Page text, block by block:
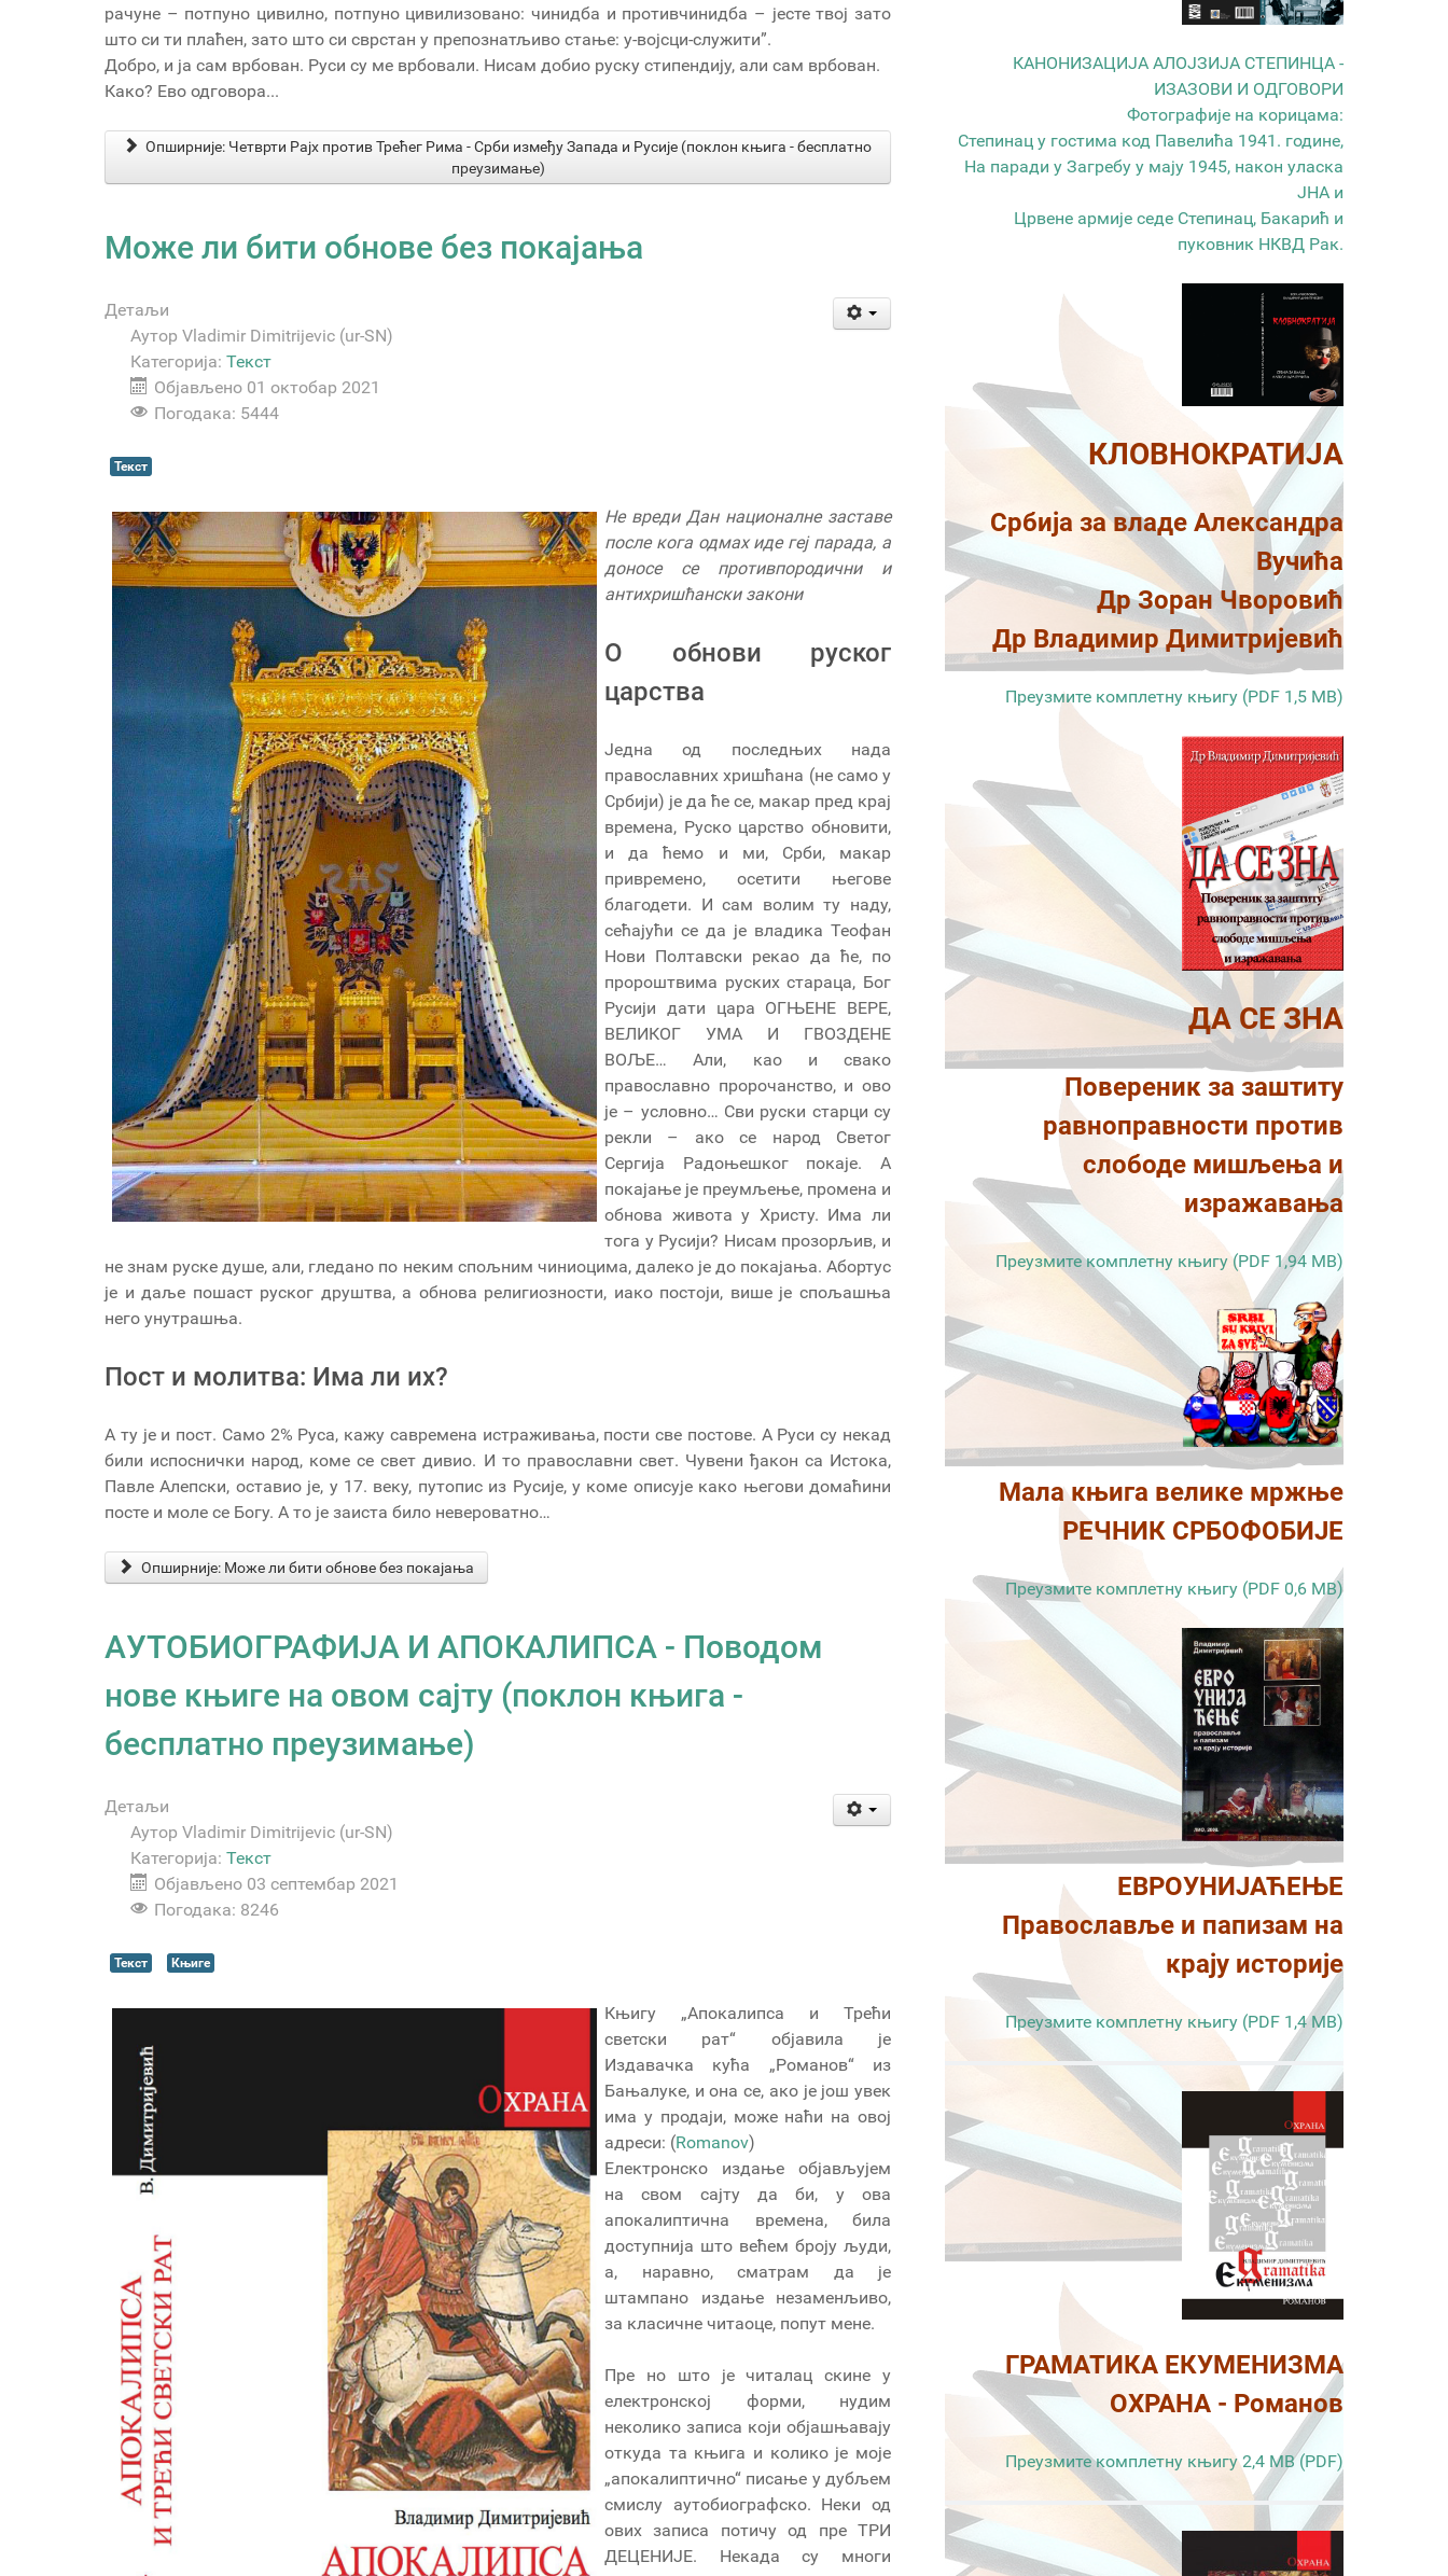
рачуне – потпуно цивилно, потпуно цивилизовано: чинидба и противчинидба – јесте твој зато
што си ти плаћен, зато што си сврстан у препознатљиво стање: у-војсци-служити”.
Добро, и ја сам врбован. Руси су ме врбовали. Нисам добио руску стипендију, али сам врбован.
Како? Ево одговора...
Опширније: Четврти Рајх против Трећег Рима - Срби између Запада и Русије (поклон књига - бесплатно
преузимање)
Може ли бити обнове без покајања
Детаљи
Аутор Vladimir Dimitrijevic (ur-SN)
Категорија: Текст
Објављено 01 октобар 2021
Погодака: 5444
Текст
Не вреди Дан националне заставе
после кога одмах иде геј парада, а
доносе се противпородични и
антихришћански закони
O обнови руског
царства
Једна од последњих нада
православних хришћана (не само у
Србији) је да ће се, макар пред крај
времена, Руско царство обновити,
и да ћемо и ми, Срби, макар
привремено, осетити његове
благодети. И сам волим ту наду,
сећајући се да је владика Теофан
Нови Полтавски рекао да ће, по
пророштвима руских стараца, Бог
Русији дати цара ОГЊЕНЕ ВЕРЕ,
ВЕЛИКОГ УМА И ГВОЗДЕНЕ
ВОЉЕ… Али, као и свако
православно пророчанство, и ово
је – условно… Сви руски старци су
рекли – ако се народ Светог
Сергија Радоњешког покаје. А
покајање је преумљење, промена и
обнова живота у Христу. Има ли
тога у Русији? Нисам прозорљив, и
не знам руске душе, али, гледано по неким спољним чиниоцима, далеко је до покајања. Абортус
је и даље пошаст руског друштва, а обнова религиозности, иако постоји, више је спољашња
него унутрашња.
Пост и молитва: Има ли их?
А ту је и пост. Само 2% Руса, кажу савремена истраживања, пости све постове. А Руси су некад
били испоснички народ, коме се свет дивио. И то православни свет. Чувени ђакон са Истока,
Павле Алепски, оставио је, у 17. веку, путопис из Русије, у коме описује како његови домаћини
посте и моле се Богу. А то је заиста било невероватно…
Опширније: Може ли бити обнове без покајања
АУТОБИОГРАФИЈА И АПОКАЛИПСА - Поводом
нове књиге на овом сајту (поклон књига -
бесплатно преузимање)
Детаљи
Аутор Vladimir Dimitrijevic (ur-SN)
Категорија: Текст
Објављено 03 септембар 2021
Погодака: 8246
Текст Књиге
Књигу „Апокалипса и Трећи
светски рат“ објавила је
Издавачка кућа „Романов“ из
Бањалуке, и она се, ако је још увек
има у продаји, може наћи на овој
адреси: (Romanov)
Електронско издање објављујем
на свом сајту да би, у ова
апокалиптична времена, била
доступнија што већем броју људи,
а, наравно, сматрам да је
штампано издање незаменљиво,
за класичне читаоце, попут мене.
Пре но што је читалац скине у
електронској форми, нудим
неколико записа који објашњавају
откуда та књига и колико је моје
„апокалиптично“ писање у дубљем
смислу аутобиографско. Неки од
ових записа потичу од пре ТРИ
ДЕЦЕНИЈЕ. Некада су многи
КАНОНИЗАЦИЈА АЛОЈЗИЈА СТЕПИНЦА -
ИЗАЗОВИ И ОДГОВОРИ
Фотографије на корицама:
Степинац у гостима код Павелића 1941. године,
На паради у Загребу у мају 1945, након уласка
ЈНА и
Црвене армије седе Степинац, Бакарић и
пуковник НКВД Рак.
КЛОВНОКРАТИЈА
Србија за владе Александра
Вучића
Др Зоран Чворовић
Др Владимир Димитријевић
Преузмите комплетну књигу (PDF 1,5 MB)
ДА СЕ ЗНА
Повереник за заштиту
равноправности против
слободе мишљења и
изражавања
Преузмите комплетну књигу (PDF 1,94 MB)
Мала књига велике мржње
РЕЧНИК СРБОФОБИЈЕ
Преузмите комплетну књигу (PDF 0,6 MB)
ЕВРОУНИЈАЋЕЊЕ
Православље и папизам на
крају историје
Преузмите комплетну књигу (PDF 1,4 MB)
ГРАМАТИКА ЕКУМЕНИЗМА
ОХРАНА - Романов
Преузмите комплетну књигу 2,4 MB (PDF)